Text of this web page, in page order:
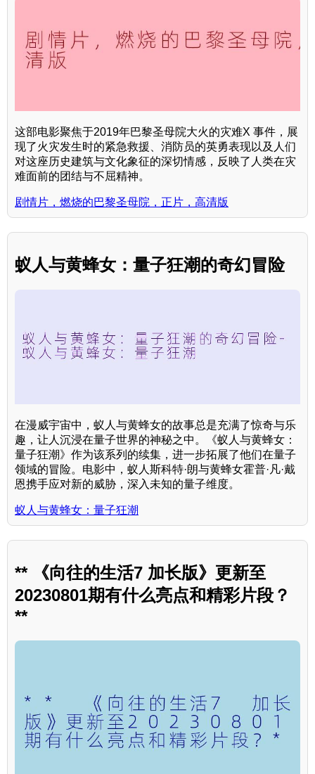
这部电影聚焦于2019年巴黎圣母院大火的灾难X 事件，展
现了火灾发生时的紧急救援、消防员的英勇表现以及人们
对这座历史建筑与文化象征的深切情感，反映了人类在灾
难面前的团结与不屈精神。
剧情片，燃烧的巴黎圣母院，正片，高清版
蚁人与黄蜂女：量子狂潮的奇幻冒险
在漫威宇宙中，蚁人与黄蜂女的故事总是充满了惊奇与乐
趣，让人沉浸在量子世界的神秘之中。《蚁人与黄蜂女：
量子狂潮》作为该系列的续集，进一步拓展了他们在量子
领域的冒险。电影中，蚁人斯科特·朗与黄蜂女霍普·凡·戴
恩携手应对新的威胁，深入未知的量子维度。
蚁人与黄蜂女：量子狂潮
** 《向往的生活7 加长版》更新至
20230801期有什么亮点和精彩片段？
**